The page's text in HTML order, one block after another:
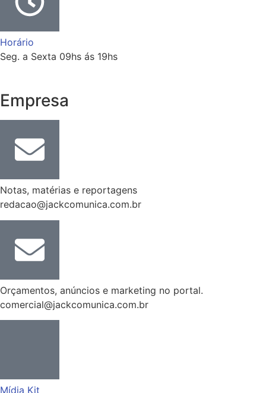
Horário
Seg. a Sexta 09hs ás 19hs
Empresa
Notas, matérias e reportagens
redacao@jackcomunica.com.br
Orçamentos, anúncios e marketing no portal.
comercial@jackcomunica.com.br
Mídia Kit